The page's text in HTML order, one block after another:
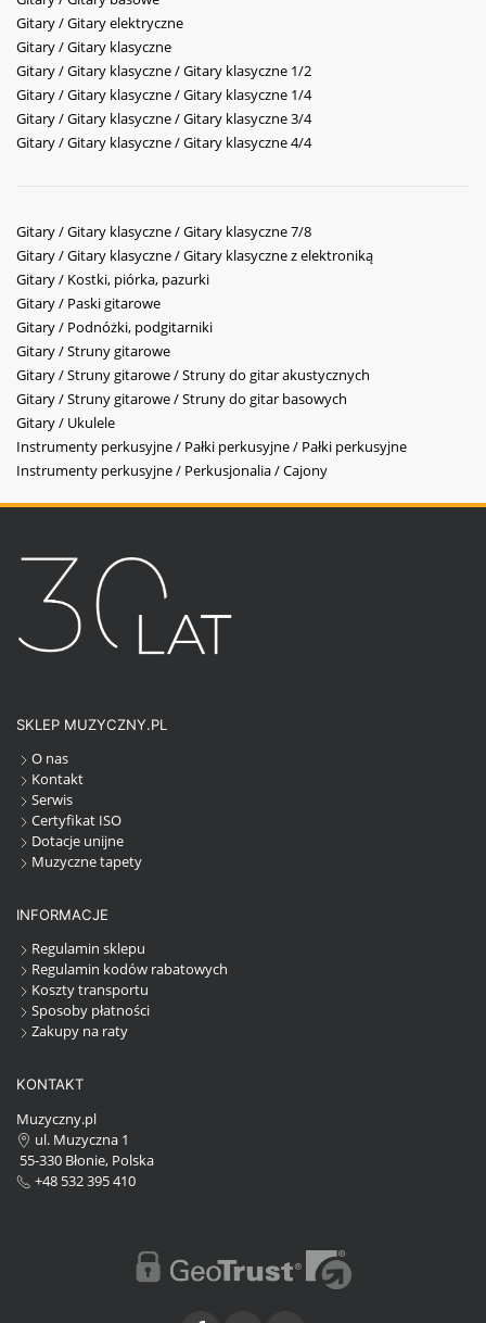
Gitary / Gitary elektryczne
Gitary / Gitary klasyczne
Gitary / Gitary klasyczne / Gitary klasyczne 1/2
Gitary / Gitary klasyczne / Gitary klasyczne 1/4
Gitary / Gitary klasyczne / Gitary klasyczne 3/4
Gitary / Gitary klasyczne / Gitary klasyczne 4/4
Gitary / Gitary klasyczne / Gitary klasyczne 7/8
Gitary / Gitary klasyczne / Gitary klasyczne z elektroniką
Gitary / Kostki, piórka, pazurki
Gitary / Paski gitarowe
Gitary / Podnóżki, podgitarniki
Gitary / Struny gitarowe
Gitary / Struny gitarowe / Struny do gitar akustycznych
Gitary / Struny gitarowe / Struny do gitar basowych
Gitary / Ukulele
Instrumenty perkusyjne / Pałki perkusyjne / Pałki perkusyjne
Instrumenty perkusyjne / Perkusjonalia / Cajony
SKLEP MUZYCZNY.PL
O nas
Kontakt
Serwis
Certyfikat ISO
Dotacje unijne
Muzyczne tapety
INFORMACJE
Regulamin sklepu
Regulamin kodów rabatowych
Koszty transportu
Sposoby płatności
Zakupy na raty
KONTAKT
Muzyczny.pl
ul. Muzyczna 1
55-330 Błonie, Polska
+48 532 395 410